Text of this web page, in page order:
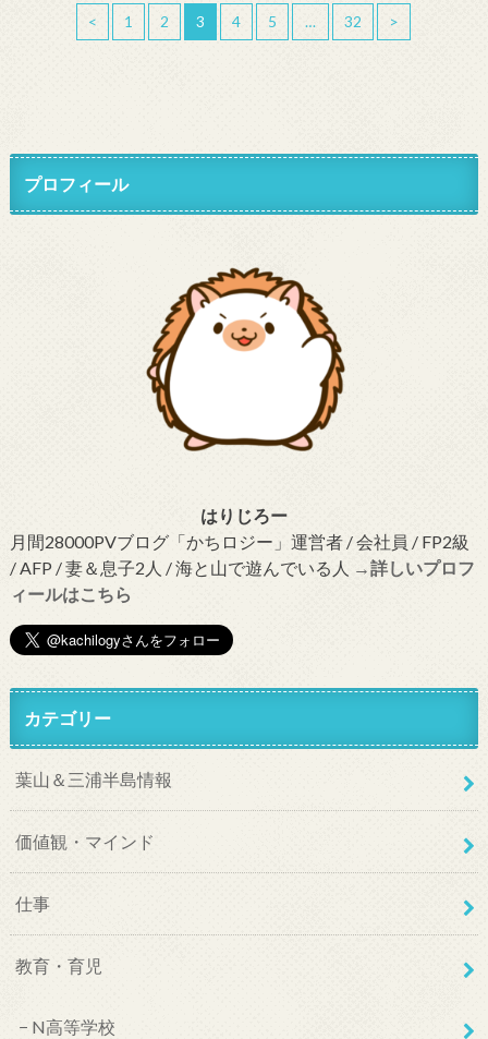
< 1 2 3 4 5 … 32 >
プロフィール
はりじろー
月間28000PVブログ「かちロジー」運営者 / 会社員 / FP2級
/ AFP / 妻＆息子2人 / 海と山で遊んでいる人 →詳しいプロフ
ィールはこちら
カテゴリー
葉山＆三浦半島情報
価値観・マインド
仕事
教育・育児
N高等学校